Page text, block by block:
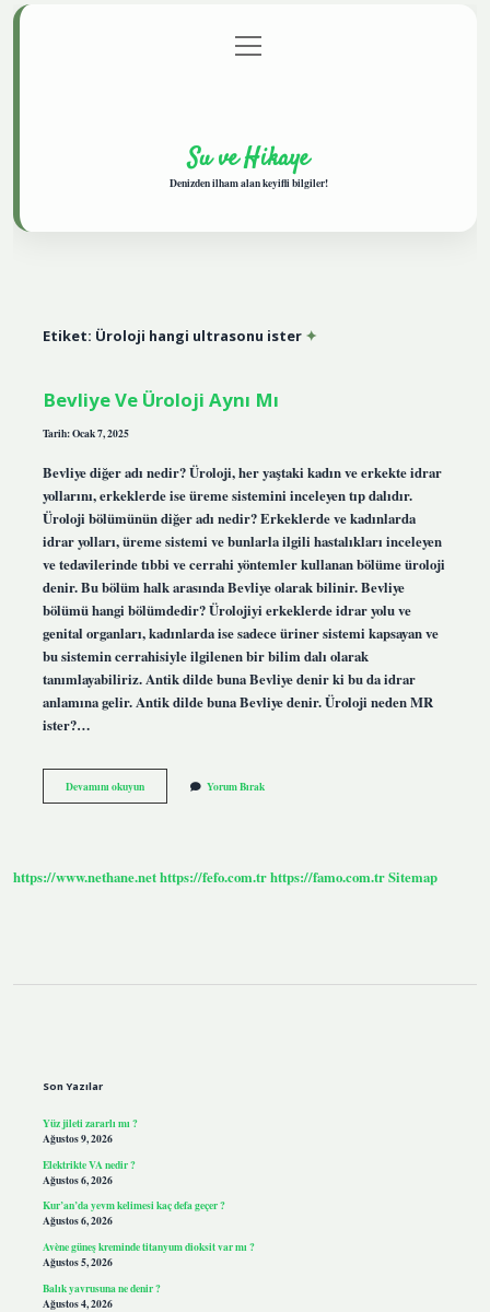
Gizlilik Politikası
menüyü
aç
Su ve Hikaye
Denizden ilham alan keyifli bilgiler!
Etiket: Üroloji hangi ultrasonu ister
Bevliye Ve Üroloji Aynı Mı
Tarih: Ocak 7, 2025
Bevliye diğer adı nedir? Üroloji, her yaştaki kadın ve erkekte idrar
yollarını, erkeklerde ise üreme sistemini inceleyen tıp dalıdır.
Üroloji bölümünün diğer adı nedir? Erkeklerde ve kadınlarda
idrar yolları, üreme sistemi ve bunlarla ilgili hastalıkları inceleyen
ve tedavilerinde tıbbi ve cerrahi yöntemler kullanan bölüme üroloji
denir. Bu bölüm halk arasında Bevliye olarak bilinir. Bevliye
bölümü hangi bölümdedir? Ürolojiyi erkeklerde idrar yolu ve
genital organları, kadınlarda ise sadece üriner sistemi kapsayan ve
bu sistemin cerrahisiyle ilgilenen bir bilim dalı olarak
tanımlayabiliriz. Antik dilde buna Bevliye denir ki bu da idrar
anlamına gelir. Antik dilde buna Bevliye denir. Üroloji neden MR
ister?…
Devamını okuyunBevliye
Ve
Yorum Bırak
https://www.nethane.nethttps://fefo.com.trhttps://famo.com.trSitemap
Son Yazılar
Yüz jileti zararlı mı ?
Ağustos 9, 2026
Elektrikte VA nedir ?
Ağustos 6, 2026
Kur’an’da yevm kelimesi kaç defa geçer ?
Ağustos 6, 2026
Avène güneş kreminde titanyum dioksit var mı ?
Ağustos 5, 2026
Balık yavrusuna ne denir ?
Ağustos 4, 2026